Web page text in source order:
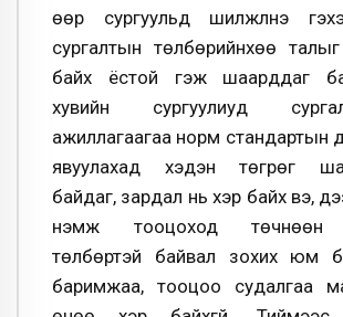
өөр сургуульд шилжүүлнэ
сургалтын төлбөрийнхөө
байх ёстой гэж шаарддаг
хувийн сургуулиуд
ажиллагаагаа норм стандартын
явуулахад хэдэн төгрөг
байдаг, зардал нь хэр байх вэ,
нэмж тооцоход төчнөөн
төлбөртэй байвал зохих юм
баримжаа, тооцоо судалгаа